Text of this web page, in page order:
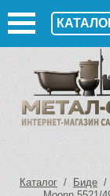
Каталог / Биде /